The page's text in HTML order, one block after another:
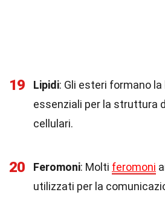
19 Lipidi: Gli esteri formano la
essenziali per la struttura
cellulari.
20 Feromoni: Molti feromoni
utilizzati per la